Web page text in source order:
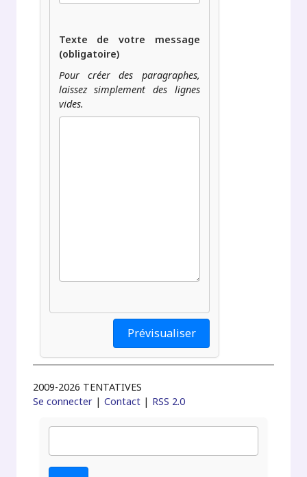
Texte de votre message
(obligatoire)
Pour créer des paragraphes,
laissez simplement des lignes
vides.
2009-2026 TENTATIVES
Se connecter |Contact | RSS 2.0